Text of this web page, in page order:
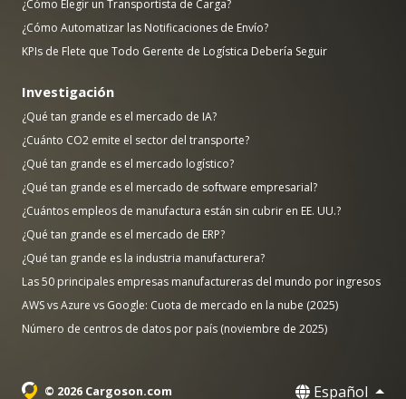
¿Cómo Elegir un Transportista de Carga?
¿Cómo Automatizar las Notificaciones de Envío?
KPIs de Flete que Todo Gerente de Logística Debería Seguir
Investigación
¿Qué tan grande es el mercado de IA?
¿Cuánto CO2 emite el sector del transporte?
¿Qué tan grande es el mercado logístico?
¿Qué tan grande es el mercado de software empresarial?
¿Cuántos empleos de manufactura están sin cubrir en EE. UU.?
¿Qué tan grande es el mercado de ERP?
¿Qué tan grande es la industria manufacturera?
Las 50 principales empresas manufactureras del mundo por ingresos
AWS vs Azure vs Google: Cuota de mercado en la nube (2025)
Número de centros de datos por país (noviembre de 2025)
© 2026 Cargoson.com Español